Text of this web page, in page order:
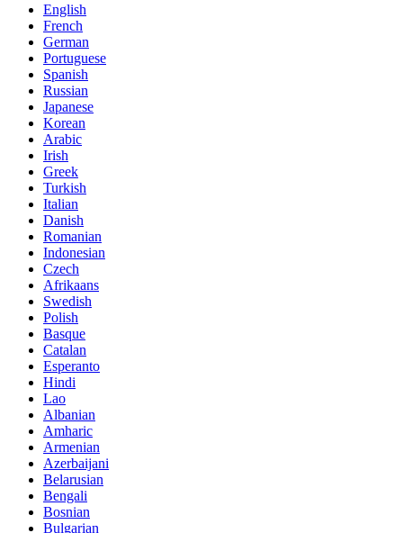
English
French
German
Portuguese
Spanish
Russian
Japanese
Korean
Arabic
Irish
Greek
Turkish
Italian
Danish
Romanian
Indonesian
Czech
Afrikaans
Swedish
Polish
Basque
Catalan
Esperanto
Hindi
Lao
Albanian
Amharic
Armenian
Azerbaijani
Belarusian
Bengali
Bosnian
Bulgarian